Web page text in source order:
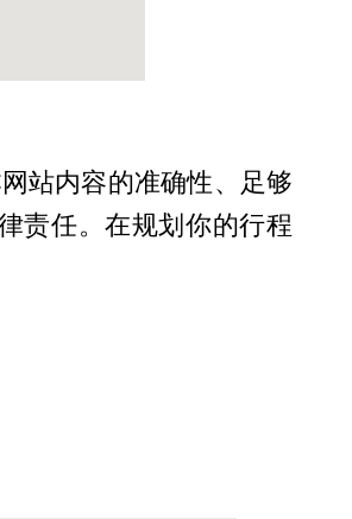
站内容的准确性、足够
责任。在规划你的行程